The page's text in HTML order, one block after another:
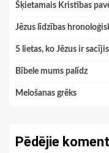
Šķietamais Kristības
Jēzus līdzības
5 lietas, ko Jēzus ir
Bībele mums palīdz
Melošanas grēks
Pēdējie